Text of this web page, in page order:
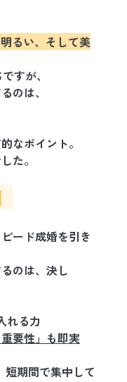
るい、そして美
すが、
のは、
なポイント。
た。
ード成婚を引き
のは、決し
れる力
要性」も即実
短期間で集中して